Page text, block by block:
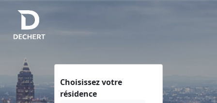
Choisissez votre
résidence